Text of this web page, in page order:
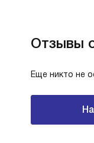
Отзывы
Еще никто не